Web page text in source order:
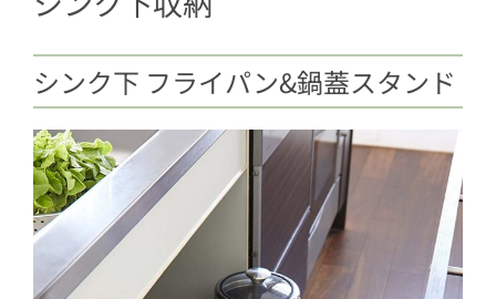
シンク下 フライパン&鍋蓋スタンド